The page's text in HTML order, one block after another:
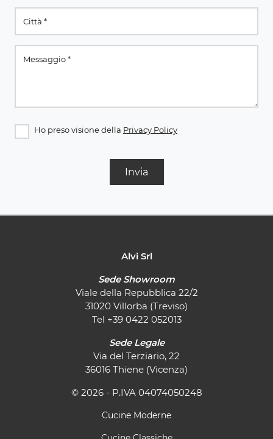
Ho preso visione della Privacy Policy
Invia
Alvi Srl
Sede Showroom
Viale della Repubblica 22/2
31020 Villorba (Treviso)
Tel +39 0422 052013
Sede Legale
Via del Terziario, 22
36016 Thiene (Vicenza)
© 2026 - P.IVA 04074050248
Cucine Moderne